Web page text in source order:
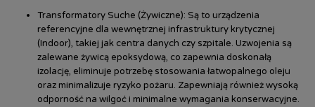
Transformatory Suche (Żywiczne): Są to urządzenia
referencyjne dla wewnętrznej infrastruktury krytycznej
(Indoor), takiej jak centra danych czy szpitale. Uzwojenia są
zalewane żywicą epoksydową, co zapewnia doskonałą
izolację, eliminuje potrzebę stosowania łatwopalnego oleju
oraz minimalizuje ryzyko pożaru. Zapewniają również wysoką
odporność na wilgoć i minimalne wymagania konserwacyjne.